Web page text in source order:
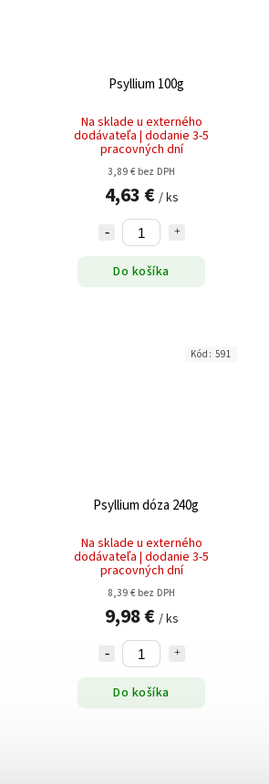
Psyllium 100g
Na sklade u externého
dodávateľa | dodanie 3-5
pracovných dní
3,89 € bez DPH
4,63 € / ks
Do košíka
Psyllium dóza 240g
Na sklade u externého
dodávateľa | dodanie 3-5
pracovných dní
8,39 € bez DPH
9,98 € / ks
Do košíka
Kód: 591